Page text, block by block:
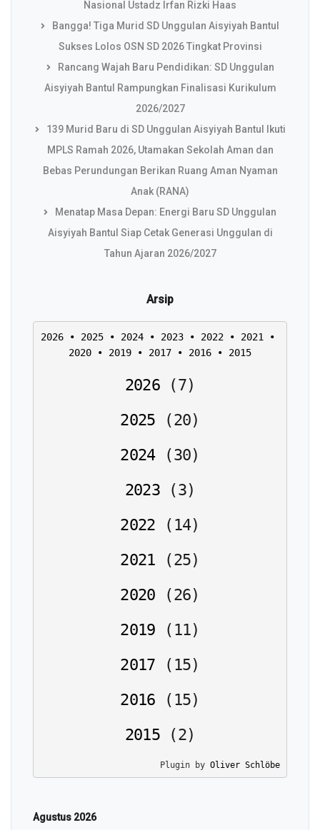
Nasional Ustadz Irfan Rizki Haas
Bangga! Tiga Murid SD Unggulan Aisyiyah Bantul
Sukses Lolos OSN SD 2026 Tingkat Provinsi
Rancang Wajah Baru Pendidikan: SD Unggulan
Aisyiyah Bantul Rampungkan Finalisasi Kurikulum
2026/2027
139 Murid Baru di SD Unggulan Aisyiyah Bantul Ikuti
MPLS Ramah 2026, Utamakan Sekolah Aman dan
Bebas Perundungan Berikan Ruang Aman Nyaman
Anak (RANA)
Menatap Masa Depan: Energi Baru SD Unggulan
Aisyiyah Bantul Siap Cetak Generasi Unggulan di
Tahun Ajaran 2026/2027
Arsip
2026 • 2025 • 2024 • 2023 • 2022 • 2021
2020 • 2019 • 2017 • 2016 • 2015
2026 (7)
2025
(20)
2024
(30)
2023
(3)
2022
( 14)
2021
(25)
2020
(26)
2019
( 11)
2017
( 15)
2016
( 15)
2015
(2)
Plugin by Oliver Schlöbe
Agustus 2026